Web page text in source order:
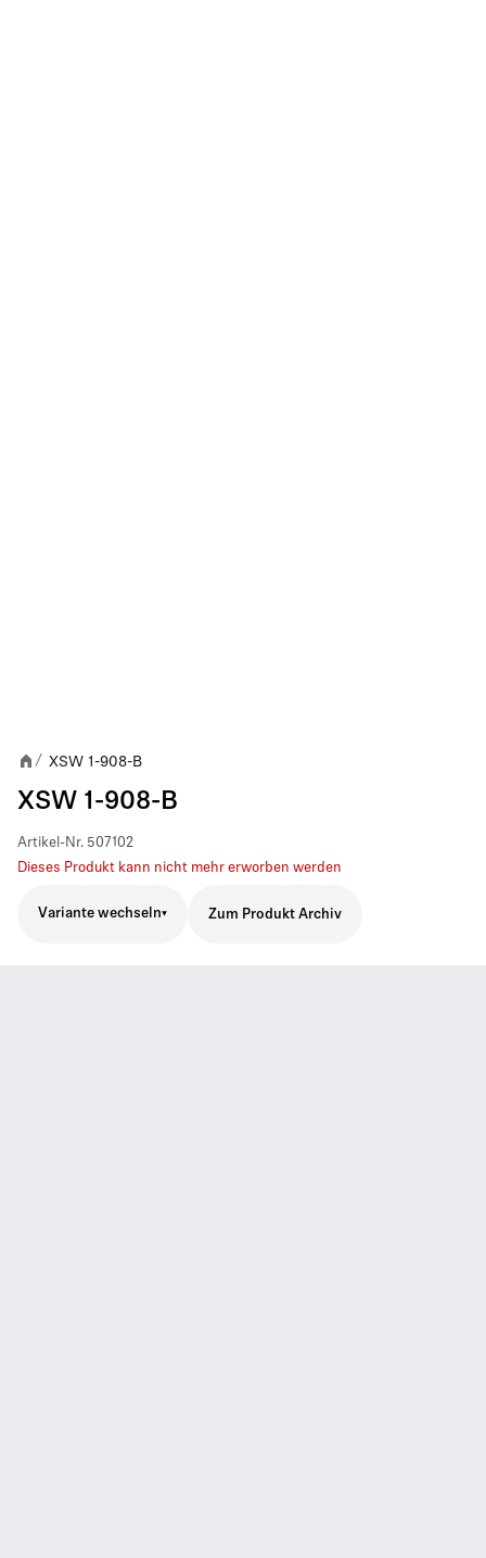
/ XSW 1-908-B
XSW 1-908-B
Artikel-Nr. 507102
Dieses Produkt kann nicht mehr erworben werden
Variante wechseln Zum Produkt Archiv